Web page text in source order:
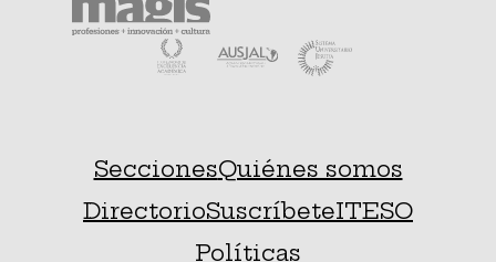
SeccionesQuiénes somos
DirectorioSuscríbeteITESO
Políticas